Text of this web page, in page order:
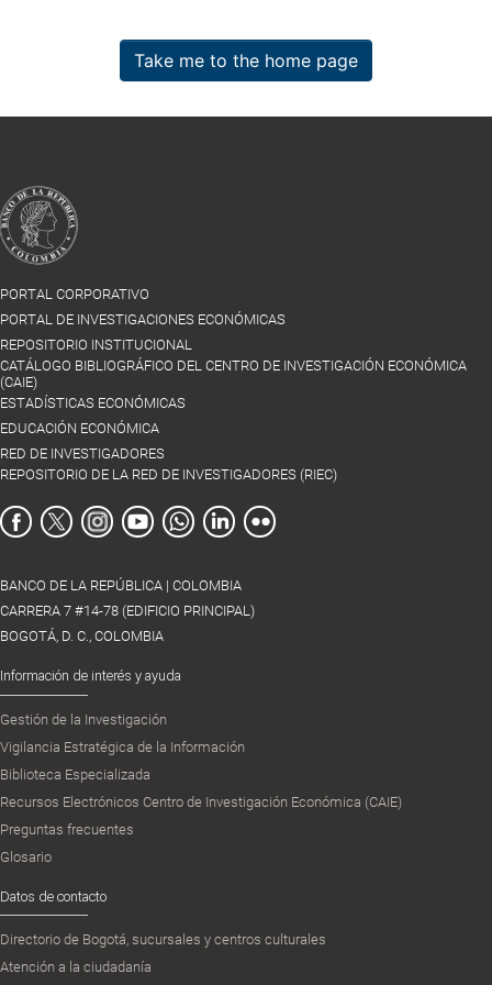
Take me to the home page
PORTAL CORPORATIVO
PORTAL DE INVESTIGACIONES ECONÓMICAS
REPOSITORIO INSTITUCIONAL
CATÁLOGO BIBLIOGRÁFICO DEL CENTRO DE INVESTIGACIÓN ECONÓMICA
(CAIE)
ESTADÍSTICAS ECONÓMICAS
EDUCACIÓN ECONÓMICA
RED DE INVESTIGADORES
REPOSITORIO DE LA RED DE INVESTIGADORES (RIEC)
BANCO DE LA REPÚBLICA | COLOMBIA
CARRERA 7 #14-78 (EDIFICIO PRINCIPAL)
BOGOTÁ, D. C., COLOMBIA
Información de interés y ayuda
Gestión de la Investigación
Vigilancia Estratégica de la Información
Biblioteca Especializada
Recursos Electrónicos Centro de Investigación Económica (CAIE)
Preguntas frecuentes
Glosario
Datos de contacto
Directorio de Bogotá, sucursales y centros culturales
Atención a la ciudadanía